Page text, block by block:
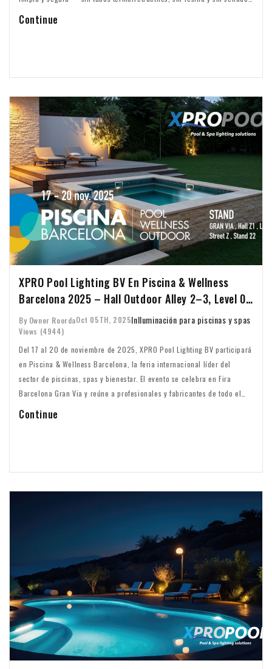
complicados.
Continue
XPRO Pool Lighting BV En Piscina & Wellness
Barcelona 2025 – Hall Outdoor Alley 2–3, Level 0,
Street Z, Stand 22
By Owner RoordaOct 05TH, 2025InIluminación para piscinas y spas
Views (4944)
Del 17 al 20 de noviembre de 2025, XPRO Pool Lighting BV participará
en Piscina & Wellness Barcelona, la feria internacional líder del
sector de piscinas, spas y bienestar. El evento se celebra en Fira
Barcelona Gran Via y reúne a profesionales y fabricantes de todo el
mundo.
Continue